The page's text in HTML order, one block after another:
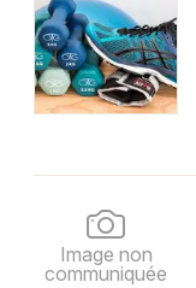
Image non
communiquée